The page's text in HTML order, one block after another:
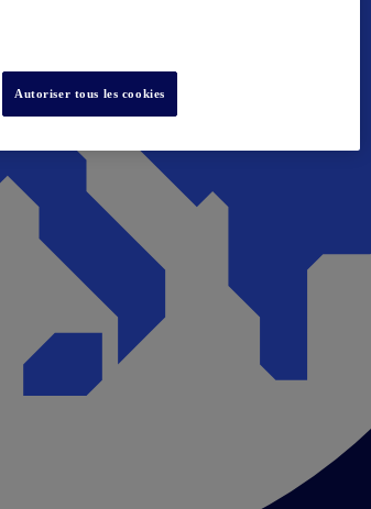
Autoriser tous les cookies